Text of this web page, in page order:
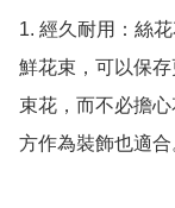
1. 經久耐用：絲
鮮花束，可以保
束花，而不必擔
方作為裝飾也適合